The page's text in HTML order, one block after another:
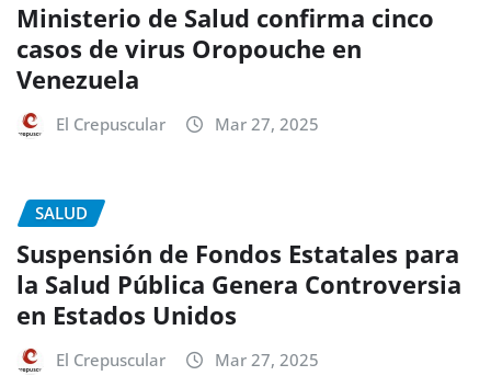
Ministerio de Salud confirma cinco
casos de virus Oropouche en
Venezuela
El Crepuscular Mar 27, 2025
SALUD
Suspensión de Fondos Estatales para
la Salud Pública Genera Controversia
en Estados Unidos
El Crepuscular Mar 27, 2025